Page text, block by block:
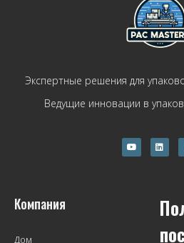
Экспертные решения для
Ведущие инновации в
Компания
Дом